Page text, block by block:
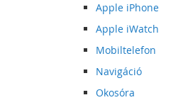
Apple iPhone
Apple iWatch
Mobiltelefon
Navigáció
Okosóra